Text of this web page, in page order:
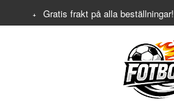
Gratis frakt på alla beställningar!